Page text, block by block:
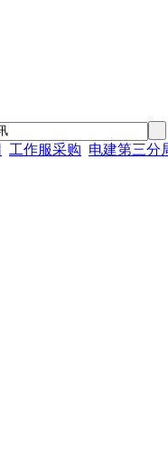
工作服采购 电建第三分